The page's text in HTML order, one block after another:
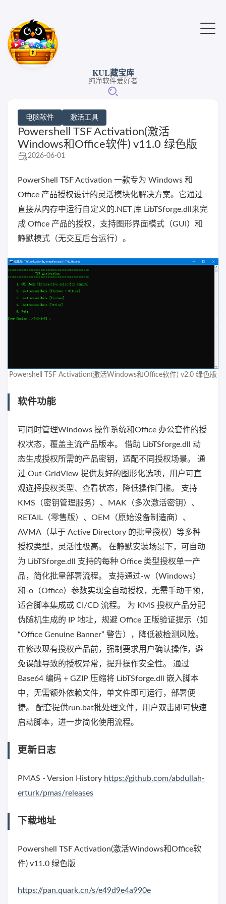
KUL藏宝库
纯净软件爱好者
电脑软件 激活工具
Powershell TSF Activation(激活
Windows和Office软件) v11.0 绿色版
2026-06-01
PowerShell TSF Activation 一款专为 Windows 和
Office 产品授权设计的灵活模块化解决方案。它通过
直接从内存中运行自定义的.NET 库 LibTSforge.dll来完
成 Office 产品的授权，支持图形界面模式（GUI）和
静默模式（无交互后台运行）。
Powershell TSF Activation(激活Windows和Office软件) v2.0 绿色版
软件功能
可同时管理Windows 操作系统和Office 办公套件的授
权状态，覆盖主流产品版本。 借助 LibTSforge.dll 动
态生成授权所需的产品密钥，适配不同授权场景。 通
过 Out-GridView 提供友好的图形化选项，用户可直
观选择授权类型、查看状态，降低操作门槛。 支持
KMS（密钥管理服务）、MAK（多次激活密钥）、
RETAIL（零售版）、OEM（原始设备制造商）、
AVMA（基于 Active Directory 的批量授权）等多种
授权类型，灵活性极高。 在静默安装场景下，可自动
为 LibTSforge.dll 支持的每种 Office 类型授权单一产
品，简化批量部署流程。 支持通过-w（Windows）
和-o（Office）参数实现全自动授权，无需手动干预，
适合脚本集成或 CI/CD 流程。 为 KMS 授权产品分配
伪随机生成的 IP 地址，规避 Office 正版验证提示（如
“Office Genuine Banner” 警告），降低被检测风险。
在修改现有授权产品前，强制要求用户确认操作，避
免误触导致的授权异常，提升操作安全性。 通过
Base64 编码 + GZIP 压缩将 LibTSforge.dll 嵌入脚本
中，无需额外依赖文件，单文件即可运行，部署便
捷。 配套提供run.bat批处理文件，用户双击即可快速
启动脚本，进一步简化使用流程。
更新日志
PMAS - Version History https://github.com/abdullah-
erturk/pmas/releases
下载地址
Powershell TSF Activation(激活Windows和Office软
件) v11.0 绿色版
https://pan.quark.cn/s/e49d9e4a990e